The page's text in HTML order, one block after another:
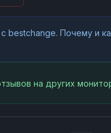
bestchange. Почему и
на других